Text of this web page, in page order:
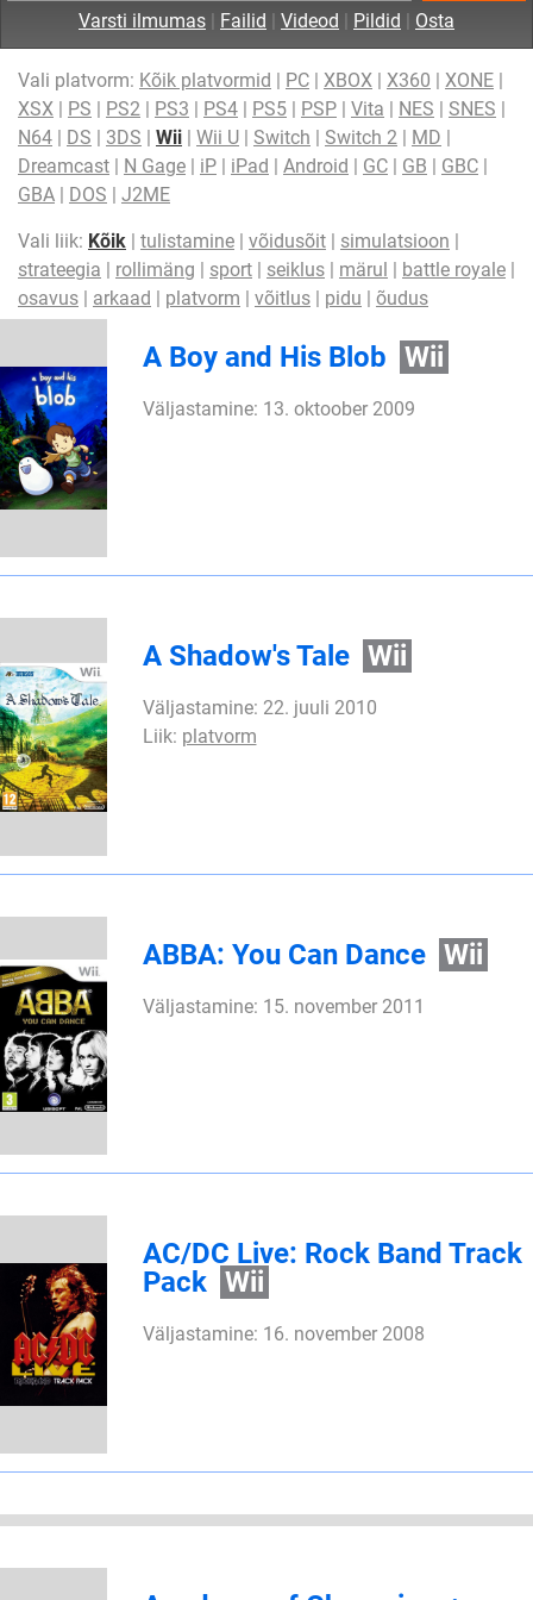
Varsti ilmumas | Failid | Videod | Pildid | Osta
Vali platvorm: Kõik platvormid | PC | XBOX | X360 | XONE |
XSX | PS | PS2 | PS3 | PS4 | PS5 | PSP | Vita | NES | SNES |
N64 | DS | 3DS | Wii | Wii U | Switch | Switch 2 | MD |
Dreamcast | N Gage | iP | iPad | Android | GC | GB | GBC |
GBA | DOS | J2ME
Vali liik: Kõik | tulistamine | võidusõit | simulatsioon |
strateegia | rollimäng | sport | seiklus | märul | battle royale |
osavus | arkaad | platvorm | võitlus | pidu | õudus
A Boy and His Blob Wii
Väljastamine: 13. oktoober 2009
A Shadow's Tale Wii
Väljastamine: 22. juuli 2010
Liik: platvorm
ABBA: You Can Dance Wii
Väljastamine: 15. november 2011
AC/DC Live: Rock Band Track
Pack Wii
Väljastamine: 16. november 2008